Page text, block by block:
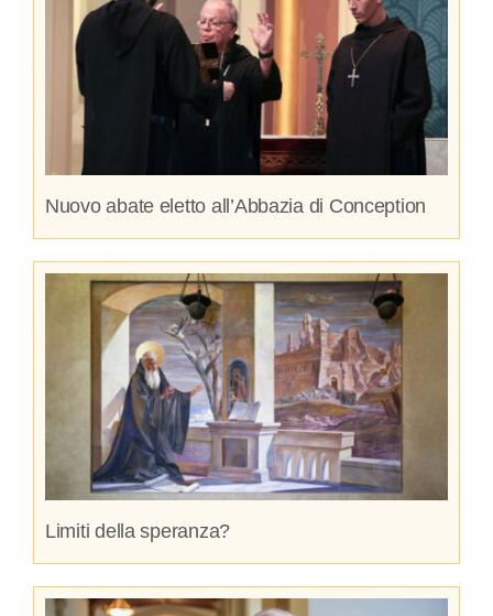
Nuovo abate eletto all’Abbazia di Conception
Limiti della speranza?